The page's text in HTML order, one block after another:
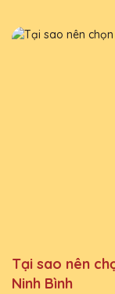
Tại sao nên
Ninh Bình